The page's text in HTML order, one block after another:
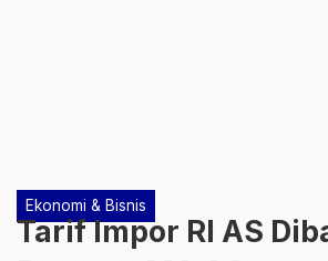
Ekonomi & Bisnis
Tarif Impor RI AS